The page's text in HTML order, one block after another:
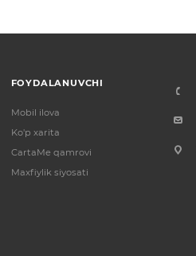
FOYDALANUVCHI
Mobil ilova
Ko'p xarita
CartaMe qamrovi
Maxfiylik siyosati